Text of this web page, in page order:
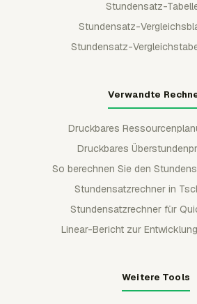
Stundensatz-
Stundensatz-
Stundensatz-
Verwandte
Druckbares
Druckbares
So berechnen Sie den
Stundensatzrechner in
Stundensatzrechner für
Linear-Bericht zur
Weitere Tools